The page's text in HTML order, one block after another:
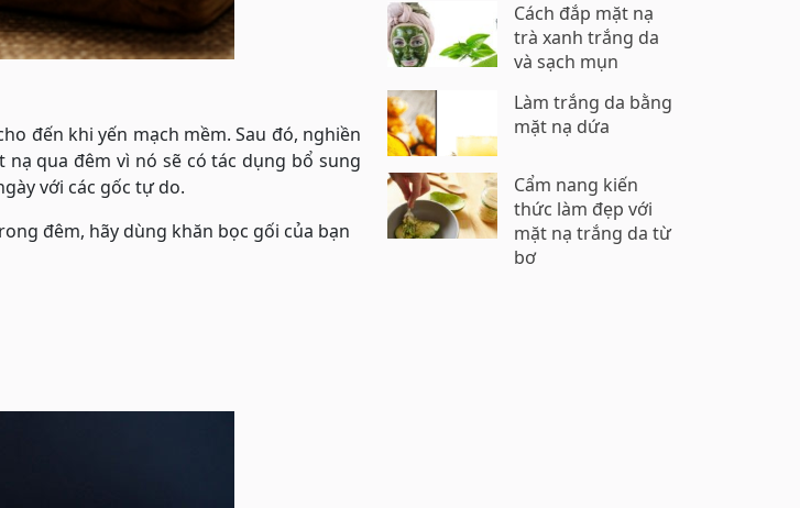
đến khi yến mạch mềm. Sau đó, nghiền
qua đêm vì nó sẽ có tác dụng bổ sung
với các gốc tự do.
đêm, hãy dùng khăn bọc gối của bạn
Cách đắp mặt nạ
trà xanh trắng da
và sạch mụn
Làm trắng da bằng
mặt nạ dứa
Cẩm nang kiến
thức làm đẹp với
mặt nạ trắng da từ
bơ